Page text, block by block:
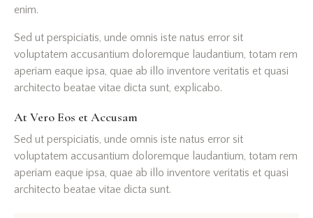
enim.
Sed ut perspiciatis, unde omnis iste natus error sit
voluptatem accusantium doloremque laudantium, totam rem
aperiam eaque ipsa, quae ab illo inventore veritatis et quasi
architecto beatae vitae dicta sunt, explicabo.
At Vero Eos et Accusam
Sed ut perspiciatis, unde omnis iste natus error sit
voluptatem accusantium doloremque laudantium, totam rem
aperiam eaque ipsa, quae ab illo inventore veritatis et quasi
architecto beatae vitae dicta sunt.